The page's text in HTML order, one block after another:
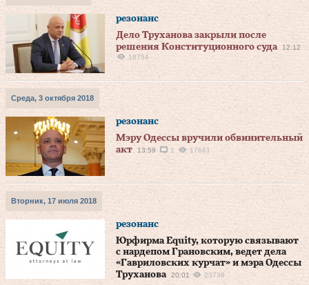
резонанс
Дело Труханова закрыли после
решения Конституционного суда
12:12
18754
Среда, 3 октября 2018
резонанс
Мэру Одессы вручили обвинительный
акт
13:59 1 17681
Вторник, 17 июля 2018
резонанс
Юрфирма Equity, которую связывают
с нардепом Грановским, ведет дела
«Гавриловских курчат» и мэра Одессы
Труханова
20:01 23739